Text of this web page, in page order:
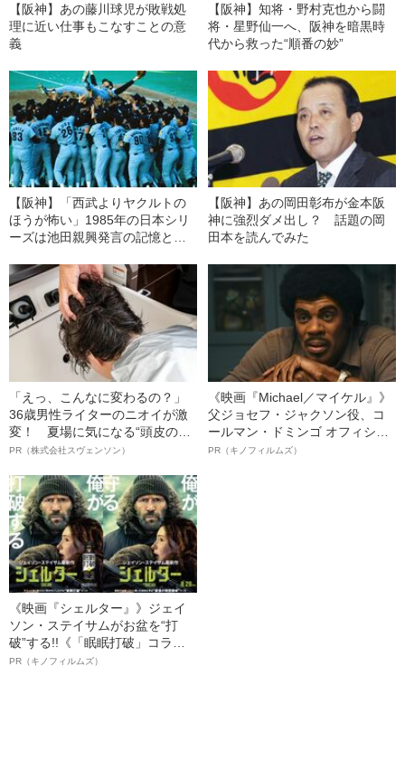
【阪神】あの藤川球児が敗戦処
理に近い仕事もこなすことの意
義
【阪神】知将・野村克也から闘
将・星野仙一へ、阪神を暗黒時
代から救った“順番の妙”
【阪神】「西武よりヤクルトの
ほうが怖い」1985年の日本シリ
ーズは池田親興発言の記憶とと
【阪神】あの岡田彰布が金本阪
神に強烈ダメ出し？ 話題の岡
田本を読んでみた
「えっ、こんなに変わるの？」
36歳男性ライターのニオイが激
変！ 夏場に気になる“頭皮のニ
オイ”や“ベタつき”を解消す
ト”が生み出した徹底ケアとは
PR（株式会社スヴェンソン）
《映画『Michael／マイケル』》
父ジョセフ・ジャクソン役、コ
ールマン・ドミンゴ オフィシャ
ルインタビュー“観客を魅了した
PR（キノフィルムズ）
《映画『シェルター』》ジェイ
ソン・ステイサムがお盆を“打
破”する!!《「眠眠打破」コラ
ボ》
PR（キノフィルムズ）